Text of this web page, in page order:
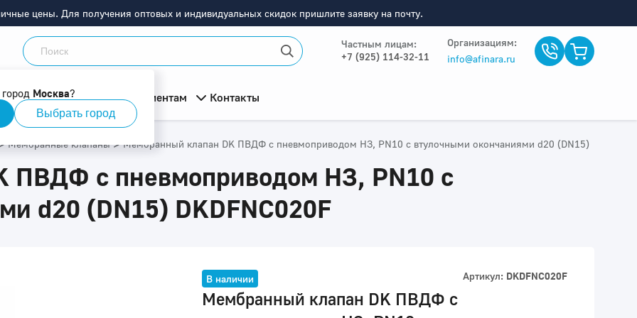
цены. Для получения оптовых и индивидуальных скидок пришлите заявку на почту.
Москва?
Выбрать город
Частным лицам:
+7 (925) 114-32-11
Организациям:
info@afinara.ru
О компании Клиентам Контакты
Мембранные клапаны > Мембранный клапан DK ПВДФ с пневмоприводом НЗ, PN10 с втулочными окончаниями d20 (DN15)
ПВДФ с пневмоприводом НЗ, PN10 с
d20 (DN15) DKDFNC020F
В наличии Артикул: DKDFNC020F
Мембранный клапан DK ПВДФ с